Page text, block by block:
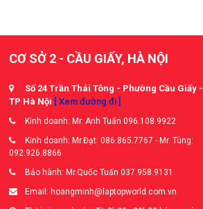
CƠ SỞ 2 - CẦU GIẤY, HÀ NỘI
Số 24 Trần Thái Tông - Phường Cầu Giấy -
TP Hà Nội [ Xem đường đi ]
Kinh doanh: Mr. Anh Tuấn 096.108.9922
Kinh doanh: Mr.Đạt: 086.865.7767 - Mr. Tùng:
092.926.8866
Bảo hành: Mr.Quốc Tuấn 037.958.9131
Email: hoangminh@laptopworld.com.vn